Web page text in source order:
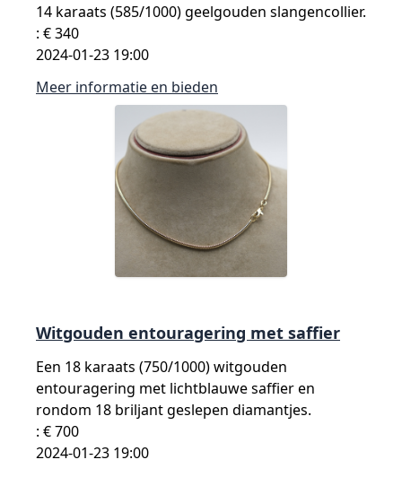
14 karaats (585/1000) geelgouden slangencollier.
: € 340
2024-01-23 19:00
Meer informatie en bieden
Witgouden entouragering met saffier
Een 18 karaats (750/1000) witgouden
entouragering met lichtblauwe saffier en
rondom 18 briljant geslepen diamantjes.
: € 700
2024-01-23 19:00